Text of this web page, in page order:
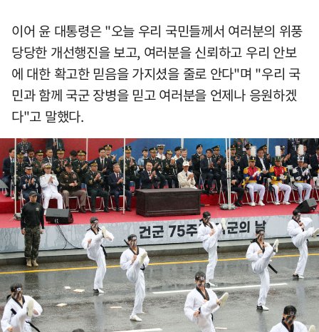
이어 윤 대통령은 "오늘 우리 국민들께서 여러분의 위풍
당당한 개선행진을 보고, 여러분을 신뢰하고 우리 안보
에 대한 확고한 믿음을 가지셨을 줄로 안다"며 "우리 국
민과 함께 국군 장병을 믿고 여러분을 언제나 응원하겠
다"고 말했다.